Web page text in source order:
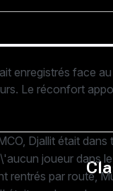
enregistrés face
Le réconfort
Djallit était
joueur dans
rentrés par route,